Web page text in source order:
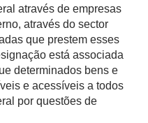
através de empresas
através do sector
que prestem esses
está associada
determinados bens e
e acessíveis a todos
por questões de